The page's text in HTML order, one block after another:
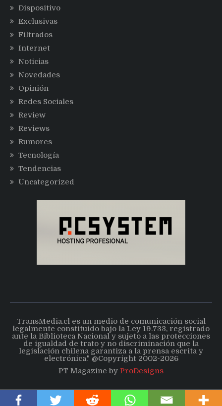
Dispositivo
Exclusivas
Filtrados
Internet
Noticias
Novedades
Opinión
Redes Sociales
Review
Reviews
Rumores
Tecnología
Tendencias
Uncategorized
TransMedia.cl es un medio de comunicación social
legalmente constituido bajo la Ley 19.733, registrado
ante la Biblioteca Nacional y sujeto a las protecciones
de igualdad de trato y no discriminación que la
legislación chilena garantiza a la prensa escrita y
electrónica." @Copyright 2002-2026
PT Magazine by ProDesigns